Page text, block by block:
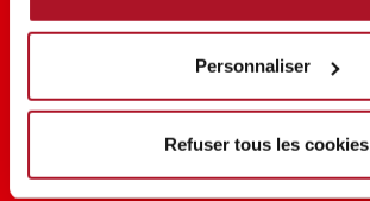
Personnaliser
Refuser tous les cookies
Suivez-nous sur